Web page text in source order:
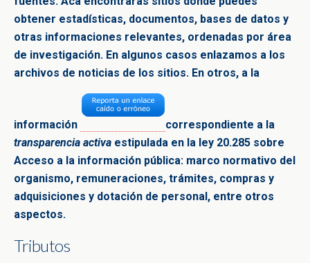
obtener estadísticas, documentos, bases de datos y
otras informaciones relevantes, ordenadas por área
de investigación. En algunos casos enlazamos a los
archivos de noticias de los sitios. En otros, a la
información
correspondiente a la
transparencia activa estipulada en la ley 20.285 sobre
Acceso a la información pública: marco normativo del
organismo, remuneraciones, trámites, compras y
adquisiciones y dotación de personal, entre otros
aspectos.
Tributos